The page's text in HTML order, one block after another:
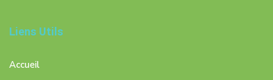
Liens Utils
Accueil